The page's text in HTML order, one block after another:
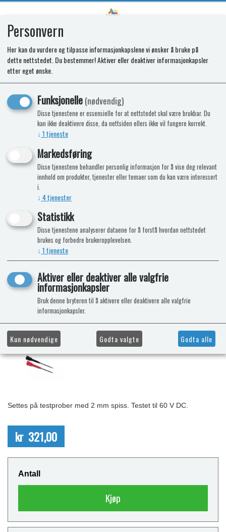
Fluke TP88 Sett med stive, slanke
probespisser
Nyhet
Settes på testprober med 2 mm spiss. Testet til 60 V DC.
kr 321,00
Antall
Kjøp
Personvern
Her kan du vurdere og tilpasse informasjonkapslene vi ønsker å bruke på
dette nettstedet. Du bestemmer! Aktiver eller deaktiver informasjonkapsler
etter eget ønske.
Funksjonelle(nødvendig)
Disse tjenestene er essensielle for at nettstedet skal være brukbar. Du
kan ikke deaktivere disse, da nettsiden ellers ikke vil fungere korrekt.
↓ 1tjeneste
Markedsføring
Disse tjenestene behandler personlig informasjon for å vise deg relevant
innhold om produkter, tjenester eller temaer som du kan være interessert
i.
↓ 4tjenester
Statistikk
Disse tjenestene analyserer dataene for å forstå hvordan nettstedet
brukes og forbedre brukeropplevelsen.
↓ 1tjeneste
Aktiver eller deaktiver alle valgfrie
informasjonkapsler
Bruk denne bryteren til å aktivere eller deaktivere alle valgfrie
informasjonkapsler.
Kun nødvendige Godta valgte Godta alle